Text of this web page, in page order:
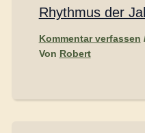
Rhythmus der
Kommentar verfassen
Von Robert